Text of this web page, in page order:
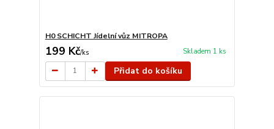
H0 SCHICHT Jídelní vůz MITROPA
199 Kč/ks Skladem 1 ks
Přidat do košíku